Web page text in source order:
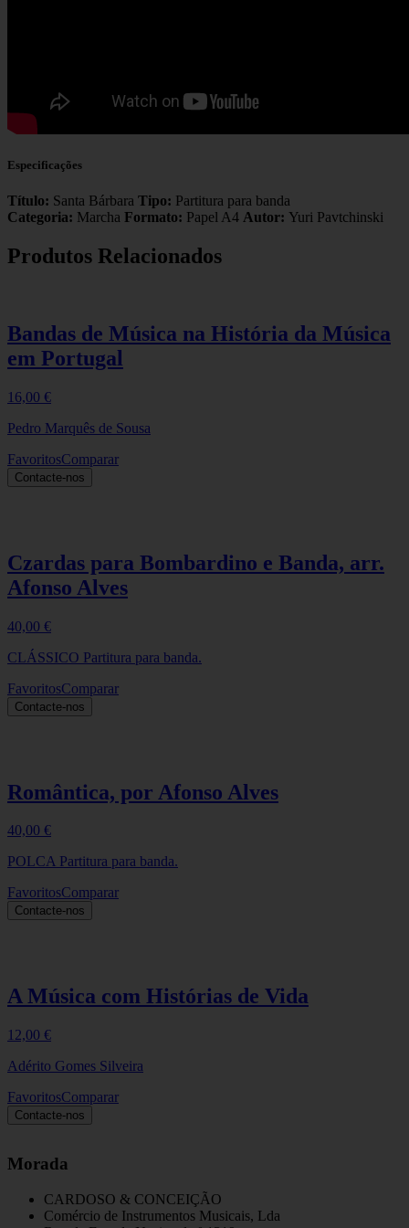
Especificações
Título: Santa Bárbara Tipo: Partitura para banda
Categoria: Marcha Formato: Papel A4 Autor: Yuri Pavtchinski
Produtos Relacionados
Bandas de Música na História da Música
em Portugal
16,00 €
Pedro Marquês de Sousa
FavoritosComparar
Contacte-nos
Czardas para Bombardino e Banda, arr.
Afonso Alves
40,00 €
CLÁSSICO Partitura para banda.
FavoritosComparar
Contacte-nos
Romântica, por Afonso Alves
40,00 €
POLCA Partitura para banda.
FavoritosComparar
Contacte-nos
A Música com Histórias de Vida
12,00 €
Adérito Gomes Silveira
FavoritosComparar
Contacte-nos
Morada
CARDOSO & CONCEIÇÃO
Comércio de Instrumentos Musicais, Lda